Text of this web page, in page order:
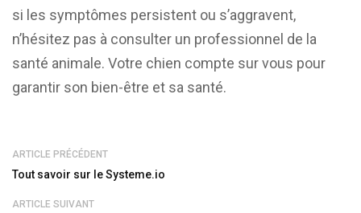
si les symptômes persistent ou s’aggravent,
n’hésitez pas à consulter un professionnel de la
santé animale. Votre chien compte sur vous pour
garantir son bien-être et sa santé.
ARTICLE PRÉCÉDENT
Tout savoir sur le Systeme.io
ARTICLE SUIVANT